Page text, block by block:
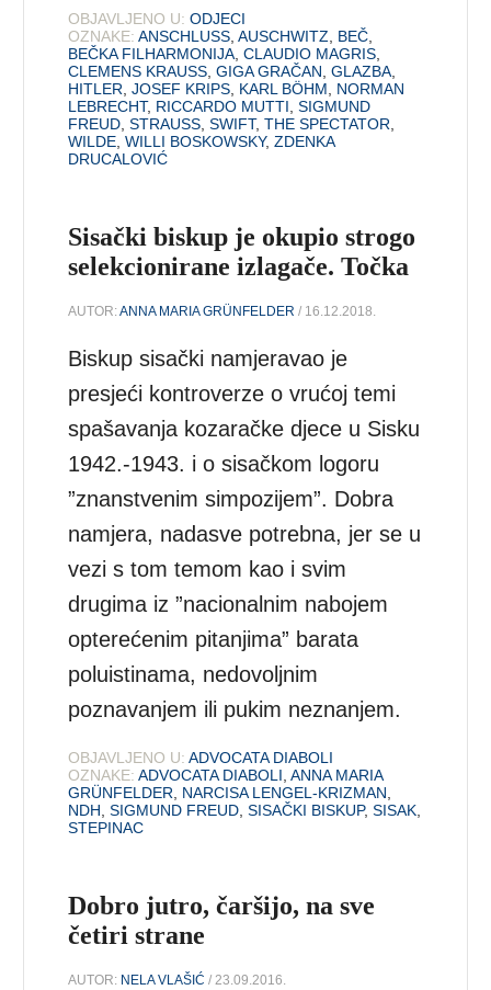
OBJAVLJENO U: ODJECI
OZNAKE: ANSCHLUSS,AUSCHWITZ, BEČ,
BEČKA FILHARMONIJA,CLAUDIO MAGRIS,
CLEMENS KRAUSS,GIGA GRAČAN,GLAZBA,
HITLER,JOSEF KRIPS, KARL BÖHM, NORMAN
LEBRECHT, RICCARDO MUTTI,SIGMUND
FREUD,STRAUSS,SWIFT,THE SPECTATOR,
WILDE,WILLI BOSKOWSKY,ZDENKA
DRUCALOVIĆ
Sisački biskup je okupio strogo
selekcionirane izlagače. Točka
AUTOR:ANNA MARIA GRÜNFELDER / 16.12.2018.
Biskup sisački namjeravao je
presjeći kontroverze o vrućoj temi
spašavanja kozaračke djece u Sisku
1942.-1943. i o sisačkom logoru
”znanstvenim simpozijem”. Dobra
namjera, nadasve potrebna, jer se u
vezi s tom temom kao i svim
drugima iz ”nacionalnim nabojem
opterećenim pitanjima” barata
poluistinama, nedovoljnim
poznavanjem ili pukim neznanjem.
OBJAVLJENO U: ADVOCATA DIABOLI
OZNAKE: ADVOCATA DIABOLI,ANNA MARIA
GRÜNFELDER, NARCISA LENGEL-KRIZMAN,
NDH,SIGMUND FREUD,SISAČKI BISKUP,SISAK,
STEPINAC
Dobro jutro, čaršijo, na sve
četiri strane
AUTOR: NELA VLAŠIĆ / 23.09.2016.